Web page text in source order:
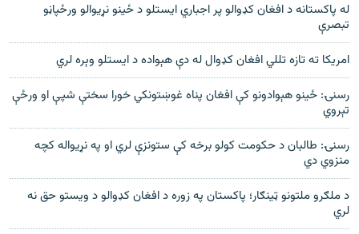
له پاکستانه د افغان کډوالو پر اجباري ایستلو د ځینو نړیوالو ورځپاڼو
تبصرې
امریکا ته تازه تللي افغان کډوال له دې هېواده د ایستلو وېره لري
رسنۍ: ځینو هېوادونو کې افغان پناه غوښتونکي خورا سختې شپې او ورځې
تېروي
رسنۍ: طالبان د حکومت کولو برخه کې ستونزې لري او په نړیواله کچه
منزوي دي
د ملګرو ملتونو ټینګار؛ پاکستان په زوره د افغان کډوالو د ویستو حق نه
لري